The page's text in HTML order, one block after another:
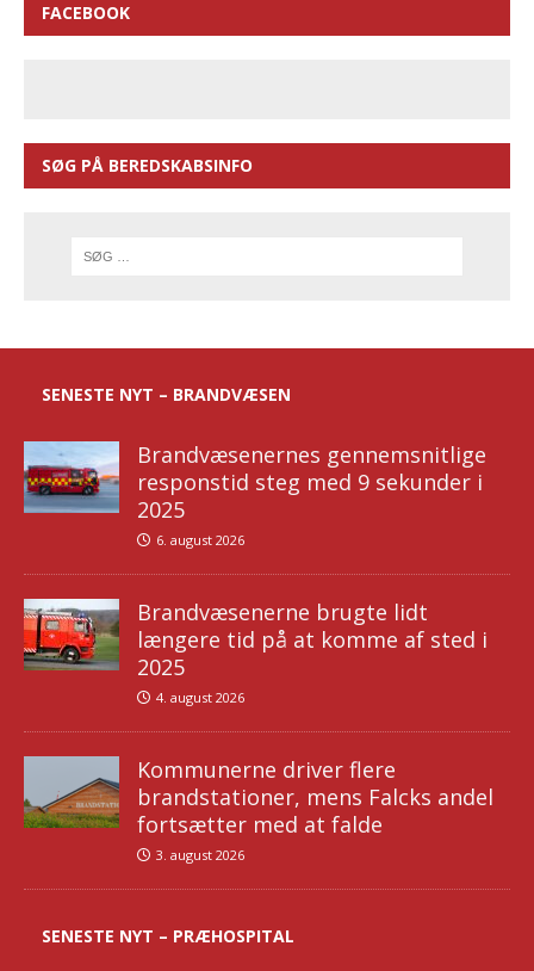
FACEBOOK
SØG PÅ BEREDSKABSINFO
SENESTE NYT – BRANDVÆSEN
Brandvæsenernes gennemsnitlige
responstid steg med 9 sekunder i
2025
6. august 2026
Brandvæsenerne brugte lidt
længere tid på at komme af sted i
2025
4. august 2026
Kommunerne driver flere
brandstationer, mens Falcks andel
fortsætter med at falde
3. august 2026
SENESTE NYT – PRÆHOSPITAL